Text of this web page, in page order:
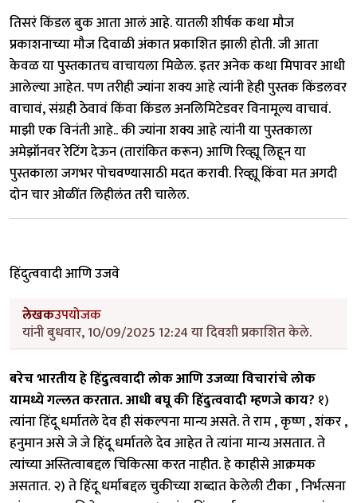
तिसरं किंडल बुक आता आलं आहे. यातली शीर्षक कथा मौज
प्रकाशनाच्या मौज दिवाळी अंकात प्रकाशित झाली होती. जी आता
केवळ या पुस्तकातच वाचायला मिळेल. इतर अनेक कथा मिपावर आधी
आलेल्या आहेत. पण तरीही ज्यांना शक्य आहे त्यांनी हेही पुस्तक किंडलवर
वाचावं, संग्रही ठेवावं किंवा किंडल अनलिमिटेडवर विनामूल्य वाचावं.
माझी एक विनंती आहे.. की ज्यांना शक्य आहे त्यांनी या पुस्तकाला
अमेझॉनवर रेटिंग देऊन (तारांकित करून) आणि रिव्ह्यू लिहून या
पुस्तकाला जगभर पोचवण्यासाठी मदत करावी. रिव्ह्यू किंवा मत अगदी
दोन चार ओळींत लिहीलंत तरी चालेल.
हिंदुत्ववादी आणि उजवे
लेखकउपयोजक
यांनी बुधवार, 10/09/2025 12:24 या दिवशी प्रकाशित केले.
बरेच भारतीय हे हिंदुत्ववादी लोक आणि उजव्या विचारांचे लोक
यामध्ये गल्लत करतात.आधी बघू की हिंदुत्ववादी म्हणजे काय? १)
त्यांना हिंदू धर्मातले देव ही संकल्पना मान्य असते. ते राम , कृष्ण , शंकर ,
हनुमान असे जे जे हिंदू धर्मातले देव आहेत ते त्यांना मान्य असतात. ते
त्यांच्या अस्तित्वाबद्दल चिकित्सा करत नाहीत. हे काहीसे आक्रमक
असतात. २) ते हिंदू धर्माबद्दल चुकीच्या शब्दात केलेली टीका , निर्भत्सना